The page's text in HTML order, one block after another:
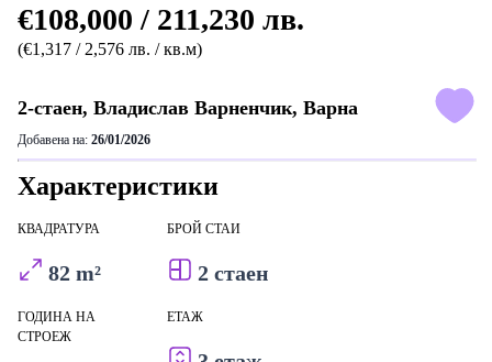
€108,000 / 211,230 лв.
(€1,317 / 2,576 лв. / кв.м)
2-стаен, Владислав Варненчик, Варна
Добавена на: 26/01/2026
Характеристики
КВАДРАТУРА
82 m²
БРОЙ СТАИ
2 стаен
ГОДИНА НА
СТРОЕЖ
ЕТАЖ